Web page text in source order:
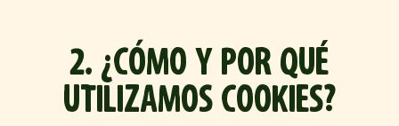
2. ¿CÓMO Y POR QUÉ
UTILIZAMOS COOKIES?